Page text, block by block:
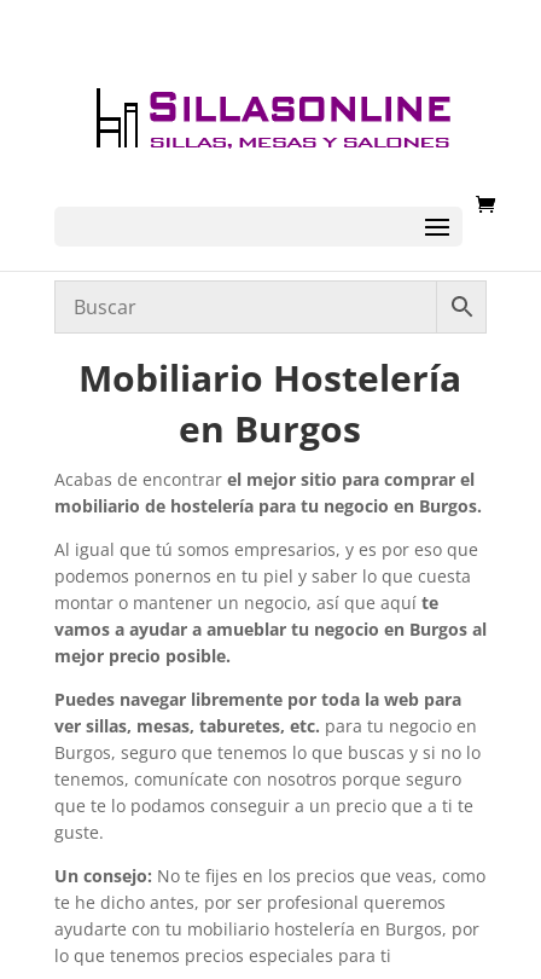
Mobiliario Hostelería
en Burgos
Acabas de encontrar el mejor sitio para comprar el
mobiliario de hostelería para tu negocio en Burgos.
Al igual que tú somos empresarios, y es por eso que
podemos ponernos en tu piel y saber lo que cuesta
montar o mantener un negocio, así que aquí te
vamos a ayudar a amueblar tu negocio en Burgos al
mejor precio posible.
Puedes navegar libremente por toda la web para
ver sillas, mesas, taburetes, etc. para tu negocio en
Burgos, seguro que tenemos lo que buscas y si no lo
tenemos, comunícate con nosotros porque seguro
que te lo podamos conseguir a un precio que a ti te
guste.
Un consejo: No te fijes en los precios que veas, como
te he dicho antes, por ser profesional queremos
ayudarte con tu mobiliario hostelería en Burgos, por
lo que tenemos precios especiales para ti